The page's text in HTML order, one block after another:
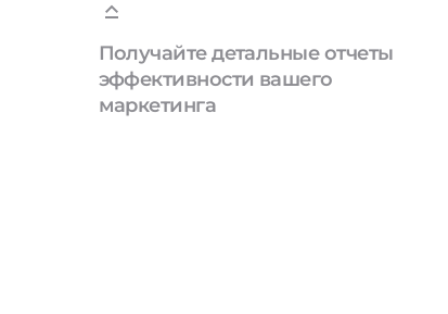
Получайте детальные отчеты
эффективности вашего
маркетинга